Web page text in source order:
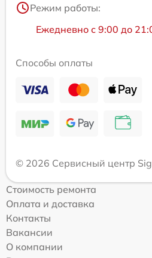
Режим работы:
Ежедневно с 9:00 до
Способы оплаты
© 2026 Сервисный центр
Стоимость ремонта
Оплата и доставка
Контакты
Вакансии
О компании